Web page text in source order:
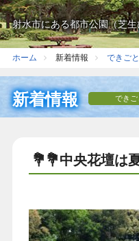
射水市にある都市公園（芝
ホーム 新着情報 できごと
新着情報 できご
💐💐中央花壇は